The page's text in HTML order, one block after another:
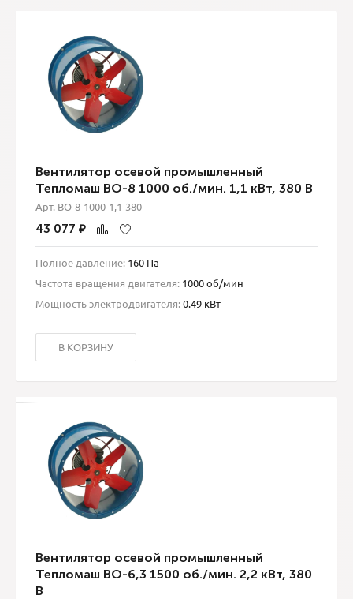
Вентилятор осевой промышленный
Тепломаш ВО-8 1000 об./мин. 1,1 кВт, 380 В
Арт. ВО-8-1000-1,1-380
43 077 ₽
Полное давление: 160 Па
Частота вращения двигателя: 1000 об/мин
Мощность электродвигателя:0.49 кВт
В КОРЗИНУ
Вентилятор осевой промышленный
Тепломаш ВО-6,3 1500 об./мин. 2,2 кВт, 380
В